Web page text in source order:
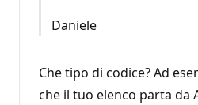
Daniele
Che tipo di codice? Ad
che il tuo elenco parta da